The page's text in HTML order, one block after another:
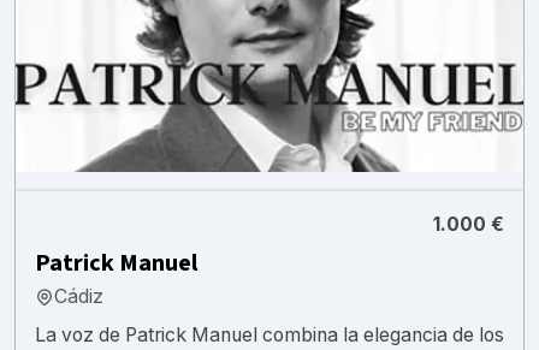
1.000 €
Patrick Manuel
Cádiz
La voz de Patrick Manuel combina la elegancia de los